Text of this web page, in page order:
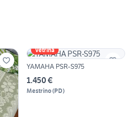
Vetrina
YAMAHA PSR-S975
1.450 €
Mestrino(PD)